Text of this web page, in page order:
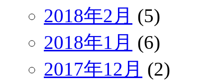
2018年2月 (5)
2018年1月 (6)
2017年12月 (2)